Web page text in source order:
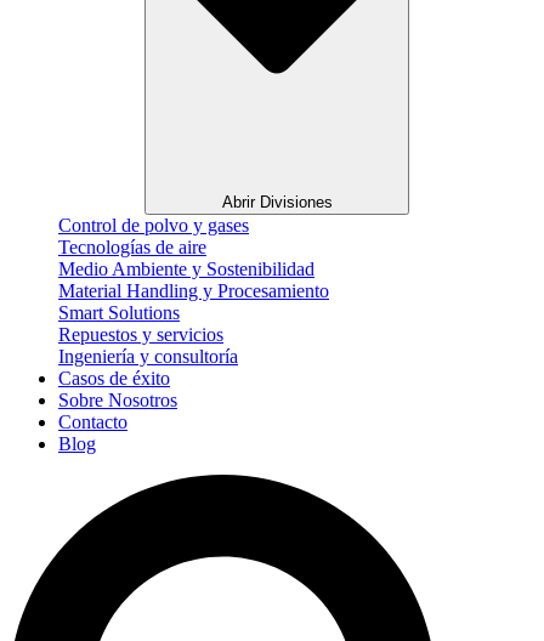
Abrir Divisiones
Control de polvo y gases
Tecnologías de aire
Medio Ambiente y Sostenibilidad
Material Handling y Procesamiento
Smart Solutions
Repuestos y servicios
Ingeniería y consultoría
Casos de éxito
Sobre Nosotros
Contacto
Blog